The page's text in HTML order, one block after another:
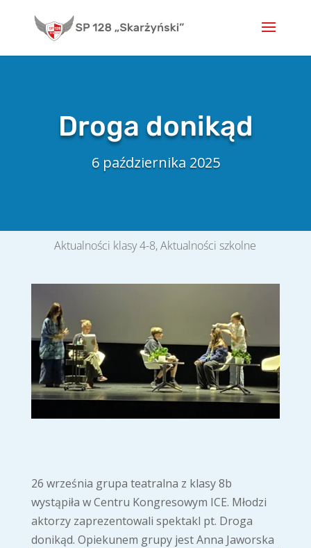
content
Droga donikąd
6 października 2025
Aktualności klasy 4-8,Aktualności szkolne
26 września grupa teatralna z klasy 8b
wystąpiła w Centru Kongresowym ICE. Młodzi
aktorzy zaprezentowali spektakl pt. Droga
donikąd. Opiekunem grupy jest Anna Jaworska